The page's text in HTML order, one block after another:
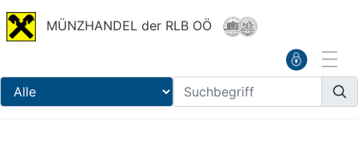
MÜNZHANDEL der RLB OÖ